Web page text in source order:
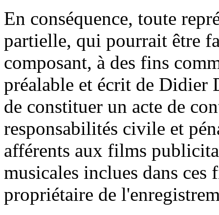
En conséquence, toute
partielle, qui pourrait être
composant, à des fins
préalable et écrit de Didier
de constituer un acte de
responsabilités civile et
afférents aux films
musicales inclues dans
propriétaire de